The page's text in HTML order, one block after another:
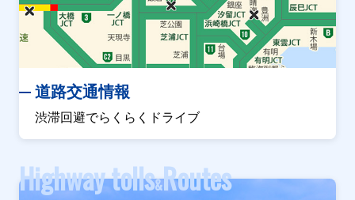
道路交通情報
渋滞回避でらくらくドライブ
Highway tolls&Routes